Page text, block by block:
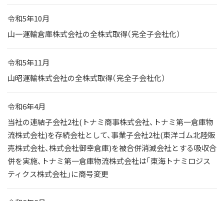
令和5年10月
山一運輸倉庫株式会社の全株式取得（完全子会社化）
令和5年11月
山昭運輸株式会社の全株式取得（完全子会社化）
令和6年4月
当社の連結子会社2社(トナミ商事株式会社、トナミ第一倉庫物
流株式会社)を存続会社として、事業子会社2社(東洋ゴム北陸販
売株式会社、株式会社御幸倉庫)を被合併消滅会社とする吸収合
併を実施、トナミ第一倉庫物流株式会社は「東海トナミロジス
ティクス株式会社」に商号変更